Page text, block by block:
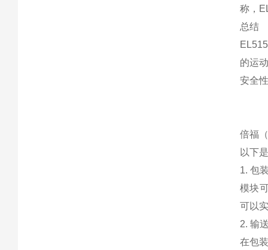
称，
总结
的运
安全
倍福
以下
1. 包
模块
可以
2. 输
在包